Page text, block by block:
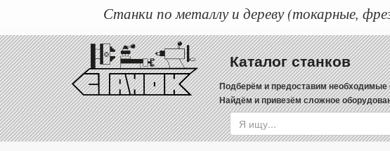
Станки по металлу и дереву (токарные,
Каталог станков
Подберём и предоставим необходимые
Найдём и привезём сложное